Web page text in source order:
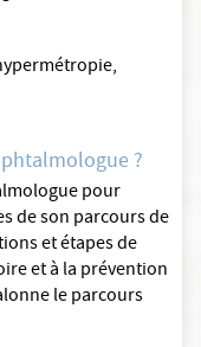
?
pour
de son parcours de
et étapes de
et à la prévention
le parcours